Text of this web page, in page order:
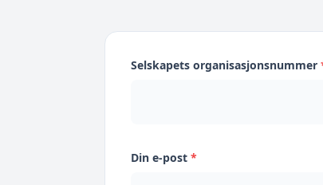
Selskapets organisasjonsnummer
Din e-post *